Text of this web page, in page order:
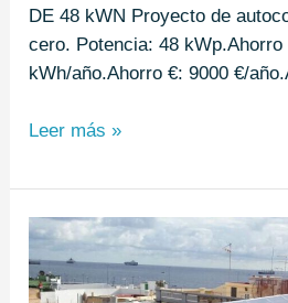
DE 48 kWN Proyecto de
cero. Potencia: 48
kWh/año.Ahorro €: 9000 €/
Leer más »
Casa
de
Colón